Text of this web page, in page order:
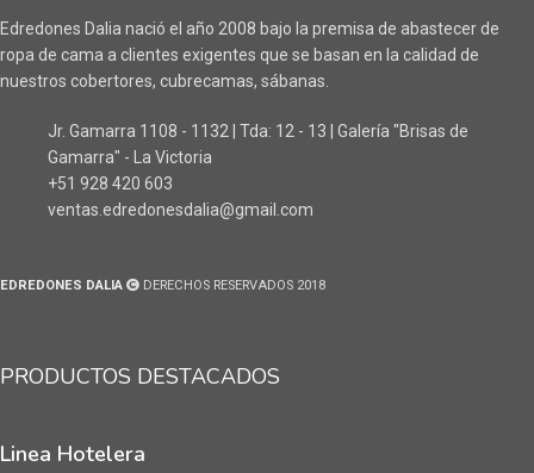
Edredones Dalia nació el año 2008 bajo la premisa de abastecer de
ropa de cama a clientes exigentes que se basan en la calidad de
nuestros cobertores, cubrecamas, sábanas.
Jr. Gamarra 1108 - 1132 | Tda: 12 - 13 | Galería "Brisas de
Gamarra" - La Victoria
+51 928 420 603
ventas.edredonesdalia@gmail.com
EDREDONES DALIA DERECHOS RESERVADOS 2018
PRODUCTOS DESTACADOS
Linea Hotelera